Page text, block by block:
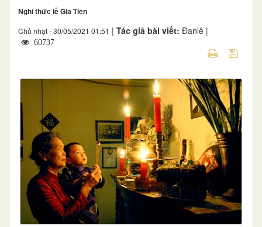
Nghi thức lễ Gia Tiên
Chủ nhật - 30/05/2021 01:51 | Tác giả bài viết: Đanlê |
60737